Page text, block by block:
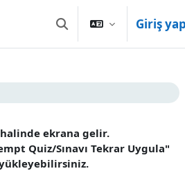
Arama girişini değiştir
Giriş
ekrana gelir.
Quiz/Sınavı Tekrar Uygula"